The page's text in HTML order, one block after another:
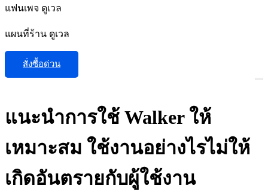
แฟนเพจ ดูเวล
แผนที่ร้าน ดูเวล
สั่งซื้อด่วน
แนะนำการใช้ Walker ให้
เหมาะสม ใช้งานอย่างไรไม่ให้
เกิดอันตรายกับผู้ใช้งาน